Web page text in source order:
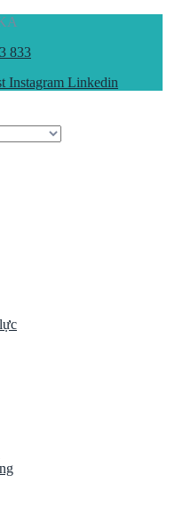
833
Instagram Linkedin